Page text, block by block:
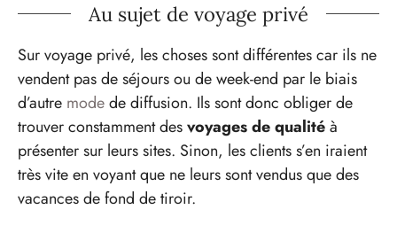
Au sujet de voyage privé
Sur voyage privé, les choses sont différentes car ils ne
vendent pas de séjours ou de week-end par le biais
d’autre modede diffusion. Ils sont donc obliger de
trouver constamment desvoyages de qualitéà
présenter sur leurs sites. Sinon, les clients s’en iraient
très vite en voyant que ne leurs sont vendus que des
vacances de fond de tiroir.